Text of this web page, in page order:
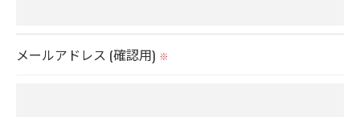
のサービスをご提供できない場合がございますので
予めご了承ください。
メールアドレス (確認用) ※